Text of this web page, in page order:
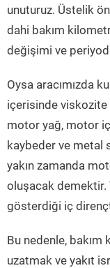
unuturuz. Üstelik
dahi bakım
değişimi ve
Oysa aracımızda
içerisinde
motor yağ, motor
kaybeder ve metal
yakın zamanda
oluşacak demektir.
gösterdiği iç
Bu nedenle,
uzatmak ve yakıt